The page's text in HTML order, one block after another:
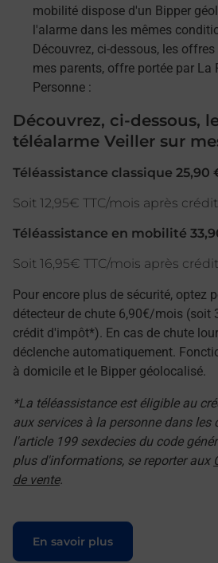
mobilité dispose d'un Bipper
l'alarme dans les mêmes
Découvrez, ci-dessous, les
mes parents, offre portée par La
Personne :
Découvrez, ci-dessous,
téléalarme Veiller sur
Téléassistance classique 25,90
Soit 12,95€ TTC/mois après
Téléassistance en mobilité
Soit 16,95€ TTC/mois après
Pour encore plus de sécurité, optez
détecteur de chute 6,90€/mois (soit
crédit d'impôt*). En cas de chute
déclenche automatiquement.
à domicile et le Bipper géolocalisé.
*La téléassistance est éligible au
aux services à la personne dans
l'article 199 sexdecies du code
plus d'informations, se reporter aux
de vente.
En savoir plus
Le lien s'ouvre dans un nouvel